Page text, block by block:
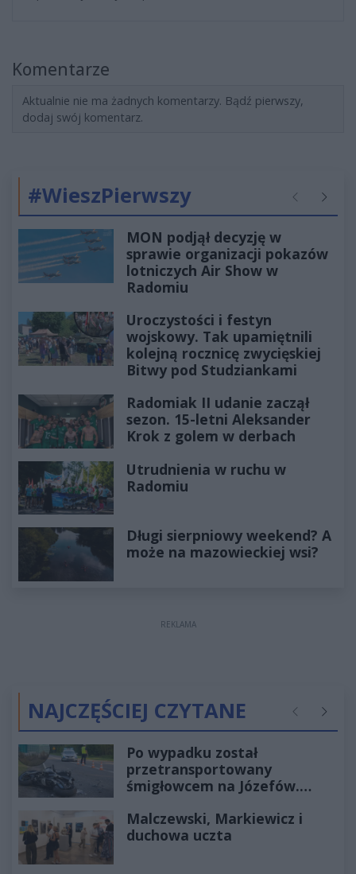
Komentarze
Aktualnie nie ma żadnych komentarzy. Bądź pierwszy,
dodaj swój komentarz.
#WieszPierwszy Poprzednie
MON podjął decyzję w
sprawie organizacji pokazów
lotniczych Air Show w
Radomiu
Uroczystości i festyn
wojskowy. Tak upamiętnili
kolejną rocznicę zwycięskiej
Bitwy pod Studziankami
Radomiak II udanie zaczął
sezon. 15-letni Aleksander
Krok z golem w derbach
Utrudnienia w ruchu w
Radomiu
Długi sierpniowy weekend? A
może na mazowieckiej wsi?
REKLAMA
NAJCZĘŚCIEJ CZYTANE Poprzednie
Po wypadku został
przetransportowany
śmigłowcem na Józefów.
Malczewski, Markiewicz i
duchowa uczta